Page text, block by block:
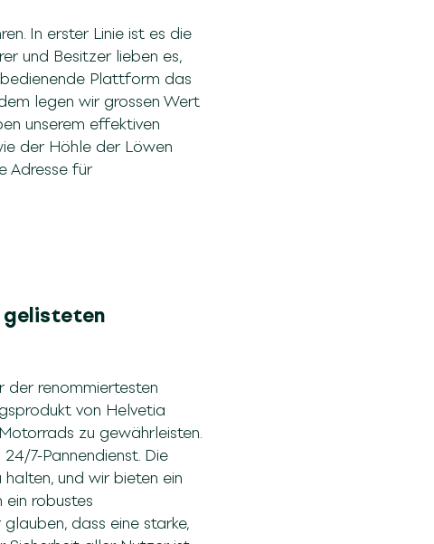
In erster Linie ist es die
und Besitzer lieben es,
Plattform das
legen wir grossen Wert
unserem effektiven
der Höhle der Löwen
Adresse für
gelisteten
der renommiertesten
von Helvetia
zu gewährleisten.
7-Pannendienst. Die
und wir bieten ein
robustes
dass eine starke,